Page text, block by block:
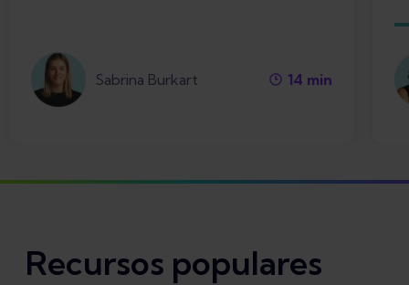
Sabrina Burkart 14 min
Recursos populares